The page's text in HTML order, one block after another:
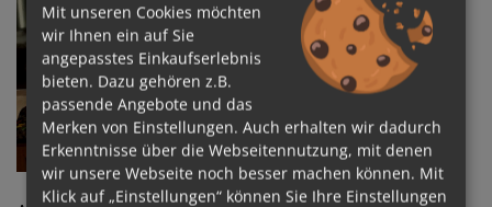
Mit unseren Cookies möchten
wir Ihnen ein auf Sie
angepasstes Einkaufserlebnis
bieten. Dazu gehören z.B.
passende Angebote und das
Merken von Einstellungen. Auch erhalten wir dadurch
Erkenntnisse über die Webseitennutzung, mit denen
wir unsere Webseite noch besser machen können. Mit
Klick auf „Einstellungen“ können Sie Ihre Einstellungen